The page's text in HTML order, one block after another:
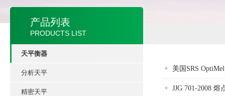
产品列表
PRODUCTS LIST
天平衡器
分析天平
精密天平
美国SRS
JJG 701-2008